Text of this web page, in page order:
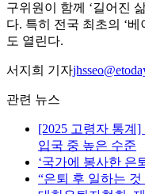
구위원이 함께 ‘길어진
다. 특히 전국 최초의 ‘
도 열린다.
서지희 기자
관련 뉴스
[2025 고령자 통계
입국 중 높은 수준
‘국가에 봉사한 은
“은퇴 후 일하는 것